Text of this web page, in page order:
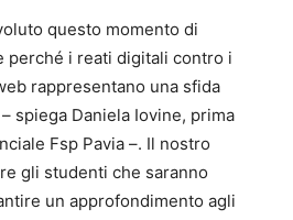
questo momento di
perché i reati digitali contro i
rappresentano una sfida
spiega Daniela Iovine, prima
Fsp Pavia –. Il nostro
gli studenti che saranno
un approfondimento agli